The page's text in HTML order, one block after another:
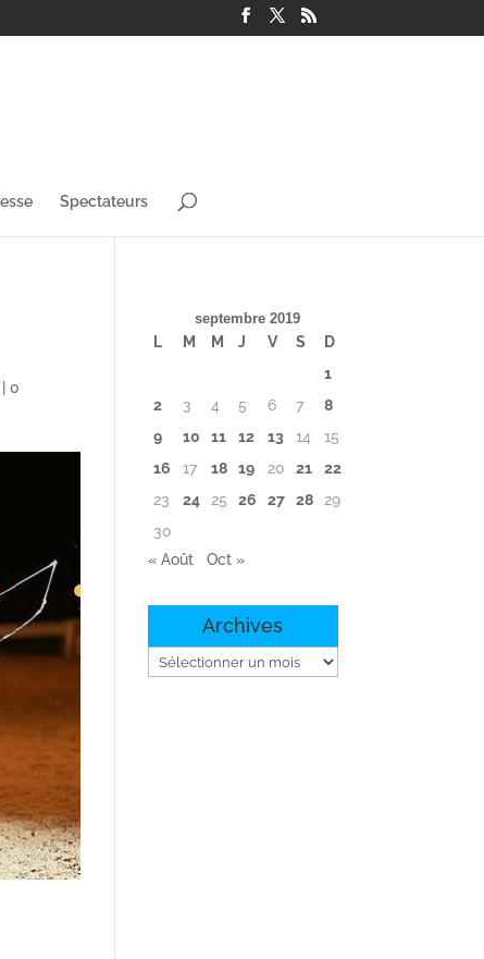
Spectateurs
|0
septembre 2019
L M M J V S
D
1
2
3 4 5 6 7
8
9
10 11 12 13 14
15
16
17 18 19 20 21
22
23
24 25 26 27 28
29
30
« Août
Oct »
Archives
Archives